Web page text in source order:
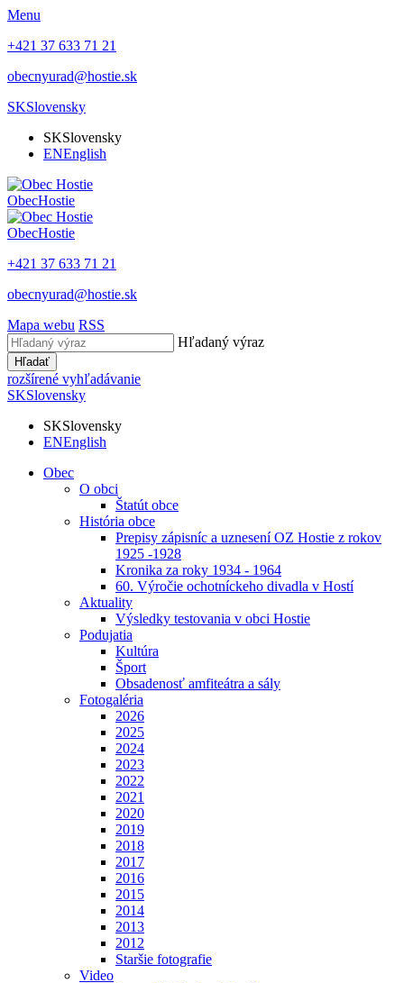
Menu
+421 37 633 71 21
obecnyurad@hostie.sk
SKSlovensky
SKSlovensky
ENEnglish
ObecHostie
ObecHostie
+421 37 633 71 21
obecnyurad@hostie.sk
Mapa webu RSS
Hľadaný výraz
Hľadať
rozšírené vyhľadávanie
SKSlovensky
SKSlovensky
ENEnglish
Obec
O obci
Štatút obce
História obce
Prepisy zápisníc a uznesení OZ Hostie z rokov
1925 -1928
Kronika za roky 1934 - 1964
60. Výročie ochotníckeho divadla v Hostí
Aktuality
Výsledky testovania v obci Hostie
Podujatia
Kultúra
Šport
Obsadenosť amfiteátra a sály
Fotogaléria
2026
2025
2024
2023
2022
2021
2020
2019
2018
2017
2016
2015
2014
2013
2012
Staršie fotografie
Video